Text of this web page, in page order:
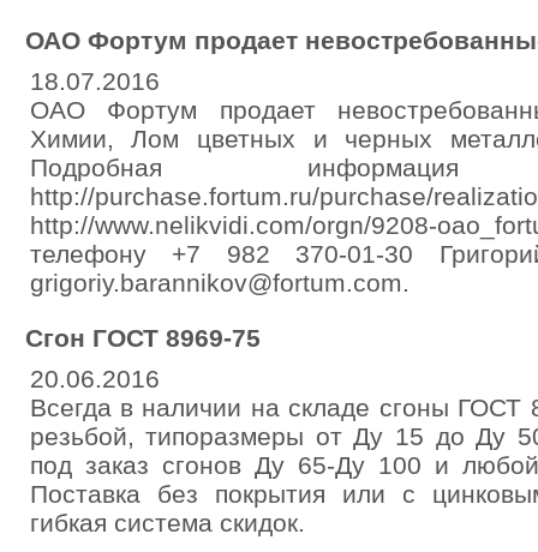
ОАО Фортум продает
18.07.2016
ОАО Фортум продает
Химии, Лом цветных и черных
Подробная
http://purchase.fortum.ru/
http://www.nelikvidi.com/orgn/9208-
телефону +7 982 370-01-30
grigoriy.barannikov@fortum.com.
Сгон ГОСТ 8969-75
20.06.2016
Всегда в наличии на складе сгоны ГОСТ
резьбой, типоразмеры от Ду 15 до Ду
под заказ сгонов Ду 65-Ду 100 и
Поставка без покрытия или с
гибкая система скидок.